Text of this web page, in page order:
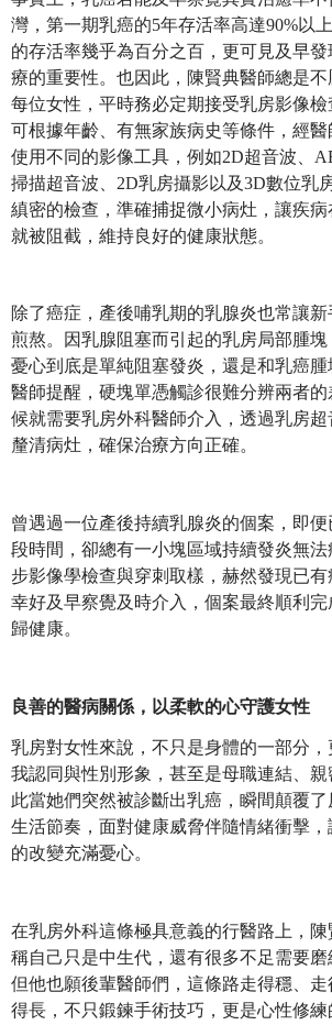
灣，第一期乳癌的5年存活率高達90%以
的存活率幾乎為百分之百，更可見及早
療的重要性。也因此，陳賢典醫師總是不
每位女性，平時務必定期接受乳房影像檢
可根據年齡、有無家族病史等條件，經
使用不同的影像工具，例如2D超音波、
掃描超音波、2D乳房攝影以及3D數位乳
縝密的檢查，準確捕捉微小病灶，讓疾病
就被阻截，維持良好的健康狀態。
除了癌症，產後哺乳期的乳腺炎也常讓
煎熬。因乳腺阻塞而引起的乳房局部腫塊
憂心到底是單純阻塞發炎，還是和乳癌腫
醫師提醒，硬塊單憑觸診很難分辨兩者
候就需要乳房外科醫師介入，透過乳房
釐清病灶，確保治療方向正確。
曾遇過一位產後持續乳腺炎的個案，即便
段時間，卻總有一小塊區域持續發炎無法
步影像學檢查與穿刺取樣，赫然發現已有
幸好及早察覺及時介入，個案最終順利完
歸健康。
良善的醫病關係，以柔軟的心守護女性
乳房對女性來說，不只是身體的一部分，
我認同與性別形象，甚至是母職連結、親
此當她們突然被診斷出乳癌，瞬間顛覆了
生活節奏，面對健康威脅伴隨情緒衝擊，
的改變充滿憂心。
在乳房外科這條極具意義的行醫路上，
稱自己只是中生代，還有很多不足需要磨
但他也願後輩醫師們，這條路走得穩、走
得長，不只鍛鍊手術技巧，更是心性修